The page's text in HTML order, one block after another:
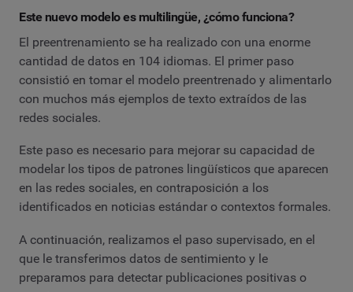
Este nuevo modelo es multilingüe, ¿cómo funciona?
El preentrenamiento se ha realizado con una enorme
cantidad de datos en 104 idiomas. El primer paso
consistió en tomar el modelo preentrenado y alimentarlo
con muchos más ejemplos de texto extraídos de las
redes sociales.
Este paso es necesario para mejorar su capacidad de
modelar los tipos de patrones lingüísticos que aparecen
en las redes sociales, en contraposición a los
identificados en noticias estándar o contextos formales.
A continuación, realizamos el paso supervisado, en el
que le transferimos datos de sentimiento y le
preparamos para detectar publicaciones positivas o